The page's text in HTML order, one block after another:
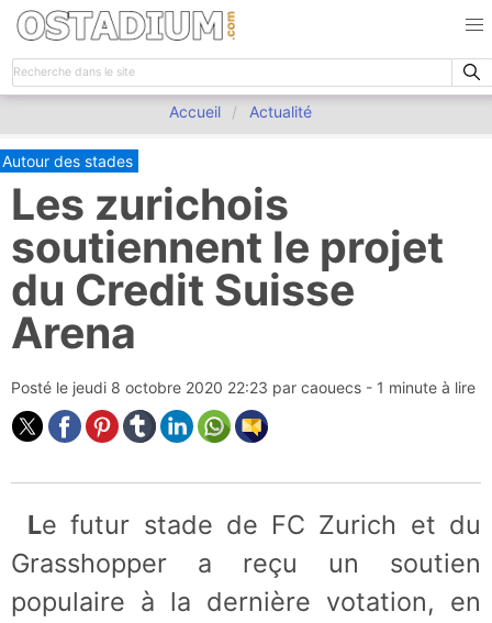
Accueil Actualité
Autour des stades
Les zurichois
soutiennent le projet
du Credit Suisse
Arena
Posté le jeudi 8 octobre 2020 22:23 par caouecs - 1 minute à lire
Le futur stade de FC Zurich et du
Grasshopper a reçu un soutien
populaire à la dernière votation, en